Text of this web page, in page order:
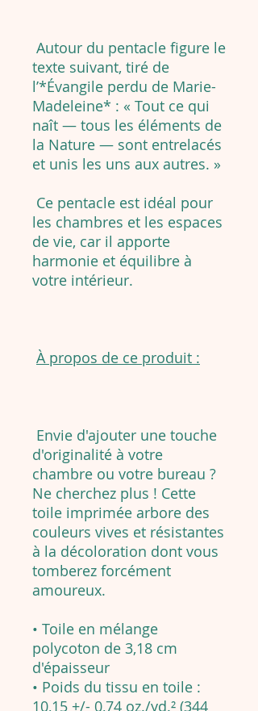
Autour du pentacle figure le
texte suivant, tiré de
l’*Évangile perdu de Marie-
Madeleine* : « Tout ce qui
naît — tous les éléments de
la Nature — sont entrelacés
et unis les uns aux autres. »
Ce pentacle est idéal pour
les chambres et les espaces
de vie, car il apporte
harmonie et équilibre à
votre intérieur.
À propos de ce produit :
Envie d'ajouter une touche
d'originalité à votre
chambre ou votre bureau ?
Ne cherchez plus ! Cette
toile imprimée arbore des
couleurs vives et résistantes
à la décoloration dont vous
tomberez forcément
amoureux.
• Toile en mélange
polycoton de 3,18 cm
d'épaisseur
• Poids du tissu en toile :
10,15 +/- 0,74 oz./yd.² (344